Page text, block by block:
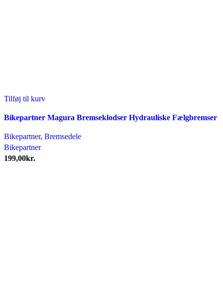
Tilføj til kurv
Bikepartner Magura Bremseklodser Hydrauliske Fælgbremser
Bikepartner, Bremsedele
Bikepartner
199,00kr.